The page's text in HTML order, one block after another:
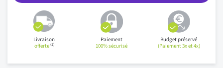
Livraison
offerte(1)
Paiement
100% sécurisé
Budget préservé
(Paiement 3x et 4x)